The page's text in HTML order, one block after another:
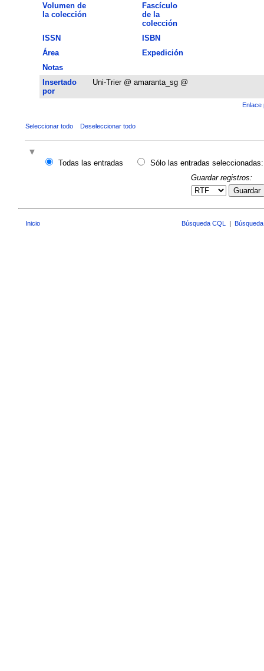
Volumen de
la colección
Fascículo
de la
colección
ISSN
ISBN
Área
Expedición
Notas
Insertado
por
Uni-Trier @ amaranta_sg @
Enlace
Seleccionar todo Deseleccionar todo
Todas las entradas
Sólo las entradas seleccionadas:
Guardar registros:
Guardar
Inicio Búsqueda CQL